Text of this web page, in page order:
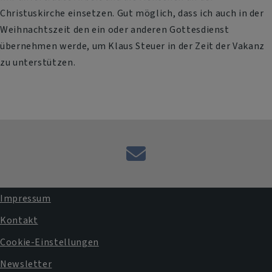
Christuskirche einsetzen. Gut möglich, dass ich auch in der
Weihnachtszeit den ein oder anderen Gottesdienst
übernehmen werde, um Klaus Steuer in der Zeit der Vakanz
zu unterstützen.
E-
Fußbereichsmenü
Impressum
Kontakt
Cookie-Einstellungen
Newsletter